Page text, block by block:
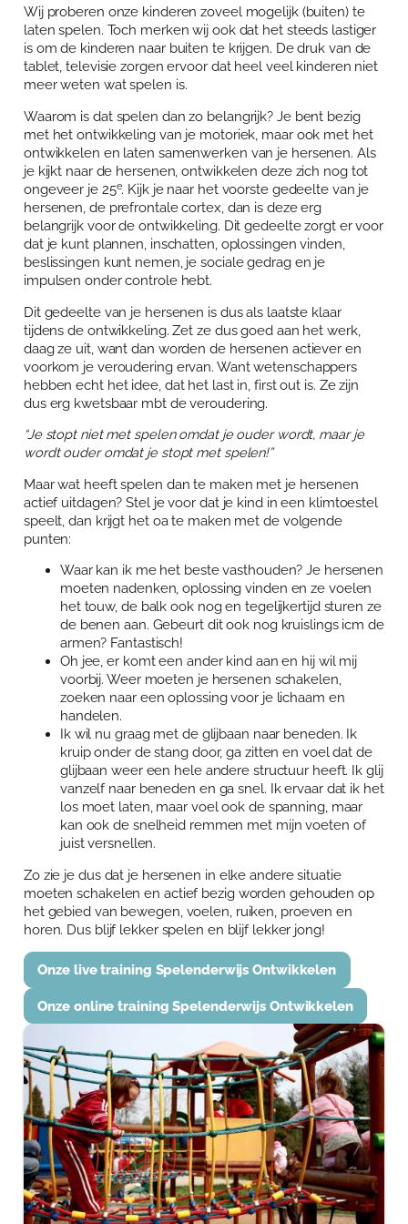
Over Anja Lutz
Blog en Downloads
Aanbod
Themaboeken
Gespreks- en reflectiesets
Aanbod
Winkelwagen
Mijn account
Contact
Agenda
Wij proberen onze kinderen zoveel mogelijk (buiten) te
laten spelen. Toch merken wij ook dat het steeds lastiger
is om de kinderen naar buiten te krijgen. De druk van de
tablet, televisie zorgen ervoor dat heel veel kinderen niet
meer weten wat spelen is.
Waarom is dat spelen dan zo belangrijk? Je bent bezig
met het ontwikkeling van je motoriek, maar ook met het
ontwikkelen en laten samenwerken van je hersenen. Als
je kijkt naar de hersenen, ontwikkelen deze zich nog tot
ongeveer je 25e. Kijk je naar het voorste gedeelte van je
hersenen, de prefrontale cortex, dan is deze erg
belangrijk voor de ontwikkeling. Dit gedeelte zorgt er voor
dat je kunt plannen, inschatten, oplossingen vinden,
beslissingen kunt nemen, je sociale gedrag en je
impulsen onder controle hebt.
Dit gedeelte van je hersenen is dus als laatste klaar
tijdens de ontwikkeling. Zet ze dus goed aan het werk,
daag ze uit, want dan worden de hersenen actiever en
voorkom je veroudering ervan. Want wetenschappers
hebben echt het idee, dat het last in, first out is. Ze zijn
dus erg kwetsbaar mbt de veroudering.
“Je stopt niet met spelen omdat je ouder wordt, maar je
wordt ouder omdat je stopt met spelen!”
Maar wat heeft spelen dan te maken met je hersenen
actief uitdagen? Stel je voor dat je kind in een klimtoestel
speelt, dan krijgt het oa te maken met de volgende
punten:
Waar kan ik me het beste vasthouden? Je hersenen
moeten nadenken, oplossing vinden en ze voelen
het touw, de balk ook nog en tegelijkertijd sturen ze
de benen aan. Gebeurt dit ook nog kruislings icm de
armen? Fantastisch!
Oh jee, er komt een ander kind aan en hij wil mij
voorbij. Weer moeten je hersenen schakelen,
zoeken naar een oplossing voor je lichaam en
handelen.
Ik wil nu graag met de glijbaan naar beneden. Ik
kruip onder de stang door, ga zitten en voel dat de
glijbaan weer een hele andere structuur heeft. Ik glij
vanzelf naar beneden en ga snel. Ik ervaar dat ik het
los moet laten, maar voel ook de spanning, maar
kan ook de snelheid remmen met mijn voeten of
juist versnellen.
Zo zie je dus dat je hersenen in elke andere situatie
moeten schakelen en actief bezig worden gehouden op
het gebied van bewegen, voelen, ruiken, proeven en
horen. Dus blijf lekker spelen en blijf lekker jong!
Onze live training Spelenderwijs Ontwikkelen
Onze online training Spelenderwijs Ontwikkelen